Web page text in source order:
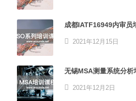
成都IATF16949内审员
2021年12月15日
无锡MSA测量系统分析
2021年12月2日